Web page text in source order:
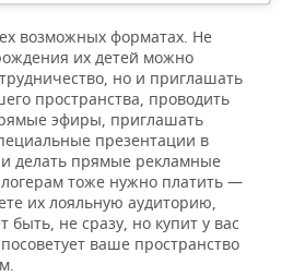
возможных форматах. Не
их детей можно
но и приглашать
пространства, проводить
эфиры, приглашать
презентации в
и делать прямые рекламные
тоже нужно платить —
их лояльную аудиторию,
быть, не сразу, но купит у вас
ваше пространство